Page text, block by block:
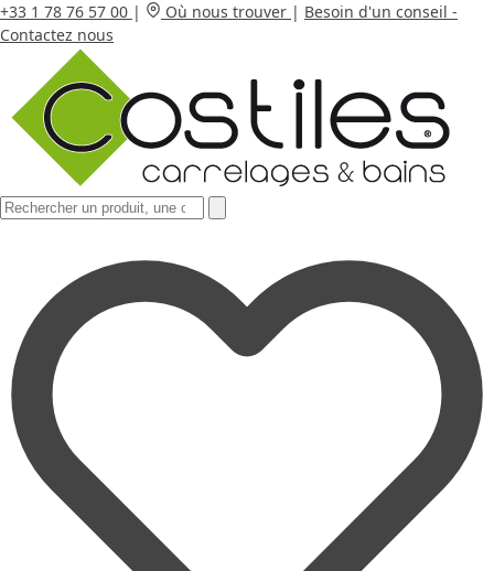
+33 1 78 76 57 00 | Où nous trouver | Besoin d'un conseil -
Contactez nous